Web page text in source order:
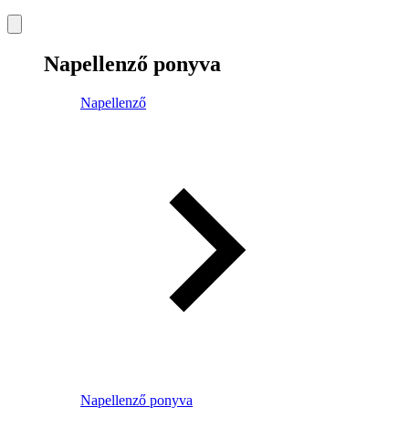
Napellenző ponyva
Napellenző
Napellenző ponyva